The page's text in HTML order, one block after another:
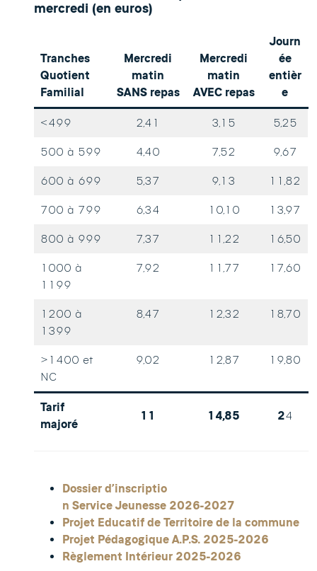
mercredi (en euros)
Tranches
Quotient
Familial
Mercredi
matin
SANS repas
Mercredi
matin
AVEC repas
Journ
ée
entièr
e
<499 2,41 3,15 5,25
500 à 599 4,40 7,52 9,67
600 à 699 5,37 9,13 11,82
700 à 799 6,34 10,10 13,97
800 à 999 7,37 11,22 16,50
1000 à
1199
7,92 11,77 17,60
1200 à
1399
8,47 12,32 18,70
>1400 et
NC
9,02 12,87 19,80
Tarif
majoré
11 14,85 24
Dossier d’inscriptio
n Service Jeunesse 2026-2027
Projet Educatif de Territoire de la commune
Projet Pédagogique A.P.S. 2025-2026
Règlement Intérieur 2025-2026